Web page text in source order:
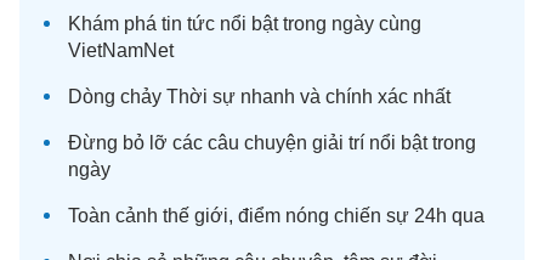
Khám phá tin tức nổi bật trong ngày cùng
VietNamNet
Dòng chảy Thời sự nhanh và chính xác nhất
Đừng bỏ lỡ các câu chuyện giải trí nổi bật trong
ngày
Toàn cảnh thế giới, điểm nóng chiến sự 24h qua